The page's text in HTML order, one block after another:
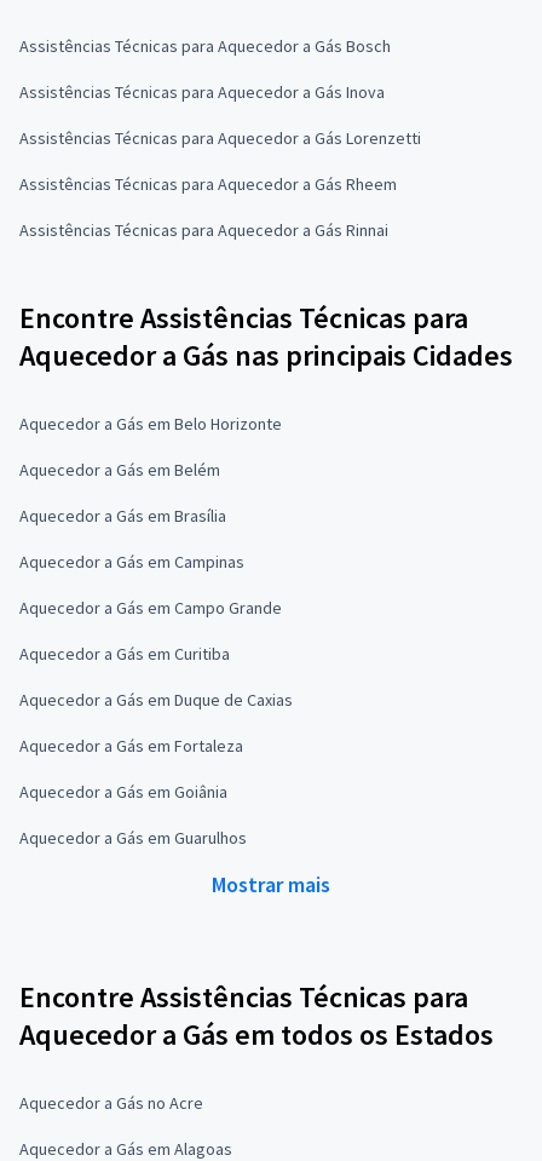
Assistências Técnicas para Aquecedor a Gás Bosch
Assistências Técnicas para Aquecedor a Gás Inova
Assistências Técnicas para Aquecedor a Gás Lorenzetti
Assistências Técnicas para Aquecedor a Gás Rheem
Assistências Técnicas para Aquecedor a Gás Rinnai
Encontre Assistências Técnicas para
Aquecedor a Gás nas principais Cidades
Aquecedor a Gás em Belo Horizonte
Aquecedor a Gás em Belém
Aquecedor a Gás em Brasília
Aquecedor a Gás em Campinas
Aquecedor a Gás em Campo Grande
Aquecedor a Gás em Curitiba
Aquecedor a Gás em Duque de Caxias
Aquecedor a Gás em Fortaleza
Aquecedor a Gás em Goiânia
Aquecedor a Gás em Guarulhos
Mostrar mais
Encontre Assistências Técnicas para
Aquecedor a Gás em todos os Estados
Aquecedor a Gás no Acre
Aquecedor a Gás em Alagoas